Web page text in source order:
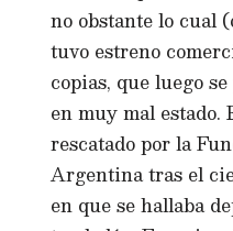
no obstante lo cual
tuvo estreno
copias, que luego
en muy mal
rescatado por la
Argentina tras el
en que se hallaba